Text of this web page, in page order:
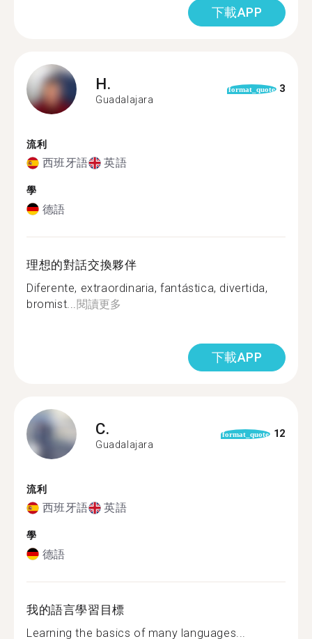
下載APP
H.
Guadalajara
format_quote 3
流利
西班牙語 英語
學
德語
理想的對話交換夥伴
Diferente, extraordinaria, fantástica, divertida,
bromist... 閱讀更多
下載APP
C.
Guadalajara
format_quote 12
流利
西班牙語 英語
學
德語
我的語言學習目標
Learning the basics of many languages...